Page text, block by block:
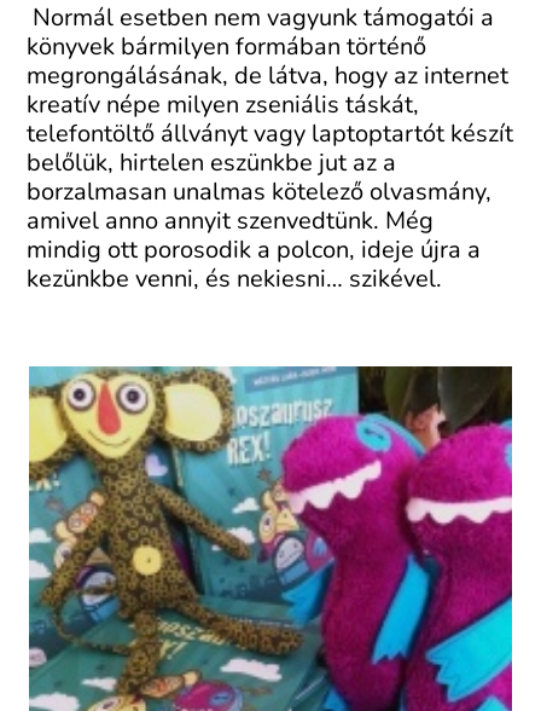
Normál esetben nem vagyunk támogatói a
könyvek bármilyen formában történő
megrongálásának, de látva, hogy az internet
kreatív népe milyen zseniális táskát,
telefontöltő állványt vagy laptoptartót készít
belőlük, hirtelen eszünkbe jut az a
borzalmasan unalmas kötelező olvasmány,
amivel anno annyit szenvedtünk. Még
mindig ott porosodik a polcon, ideje újra a
kezünkbe venni, és nekiesni… szikével.